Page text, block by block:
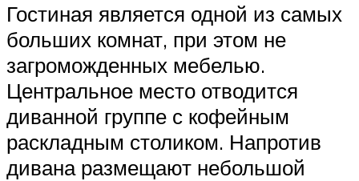
Гостиная является одной из самых
больших комнат, при этом не
загроможденных мебелью.
Центральное место отводится
диванной группе с кофейным
раскладным столиком. Напротив
дивана размещают небольшой